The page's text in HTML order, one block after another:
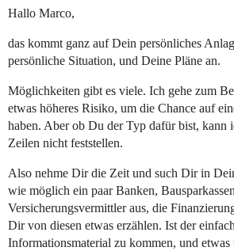
Hallo Marco,
das kommt ganz auf Dein persönliches
persönliche Situation, und Deine Pläne an.
Möglichkeiten gibt es viele. Ich gehe zum
etwas höheres Risiko, um die Chance auf
haben. Aber ob Du der Typ dafür bist, kann
Zeilen nicht feststellen.
Also nehme Dir die Zeit und such Dir in
wie möglich ein paar Banken,
Versicherungsvermittler aus, die
Dir von diesen etwas erzählen. Ist der
Informationsmaterial zu kommen, und etwas